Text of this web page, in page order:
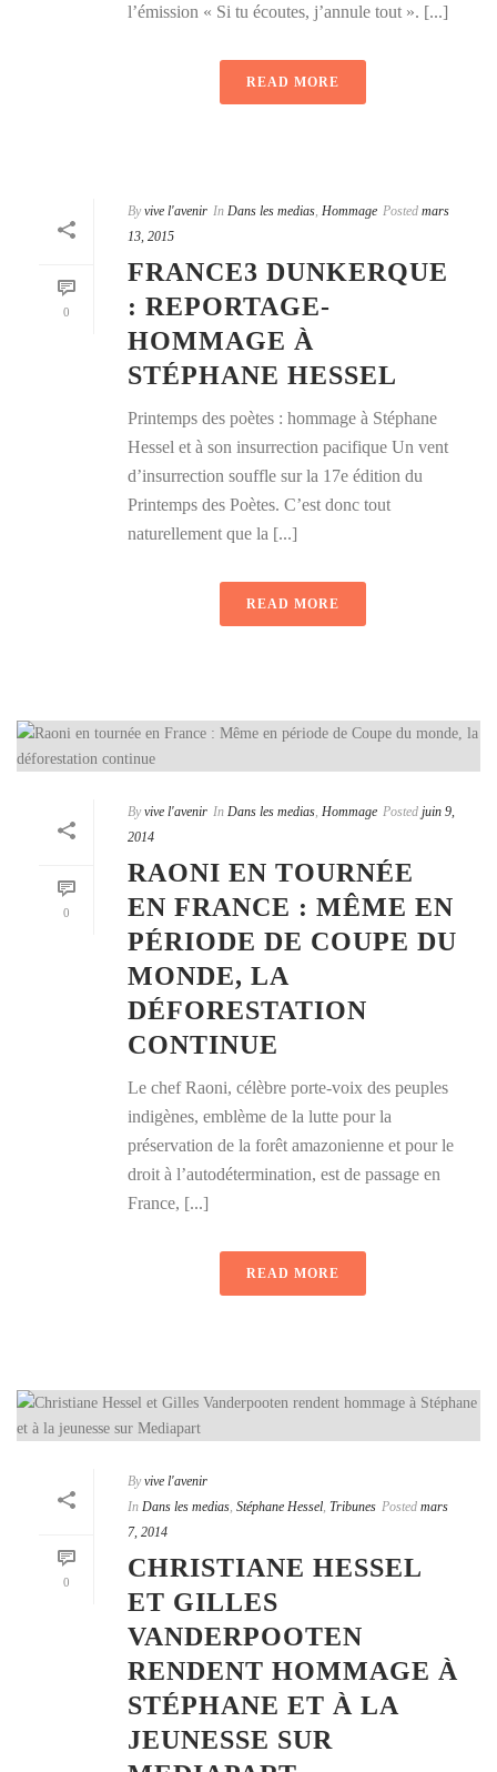
l’émission « Si tu écoutes, j’annule tout ». [...]
READ MORE
0
By vive l'avenir In Dans les medias, Hommage Posted mars
13, 2015
FRANCE3 DUNKERQUE
: REPORTAGE-
HOMMAGE À
STÉPHANE HESSEL
Printemps des poètes : hommage à Stéphane
Hessel et à son insurrection pacifique Un vent
d’insurrection souffle sur la 17e édition du
Printemps des Poètes. C’est donc tout
naturellement que la [...]
READ MORE
0
By vive l'avenir In Dans les medias, Hommage Posted juin 9,
2014
RAONI EN TOURNÉE
EN FRANCE : MÊME EN
PÉRIODE DE COUPE DU
MONDE, LA
DÉFORESTATION
CONTINUE
Le chef Raoni, célèbre porte-voix des peuples
indigènes, emblème de la lutte pour la
préservation de la forêt amazonienne et pour le
droit à l’autodétermination, est de passage en
France, [...]
READ MORE
0
By vive l'avenir
In Dans les medias, Stéphane Hessel, Tribunes Posted mars
7, 2014
CHRISTIANE HESSEL
ET GILLES
VANDERPOOTEN
RENDENT HOMMAGE À
STÉPHANE ET À LA
JEUNESSE SUR